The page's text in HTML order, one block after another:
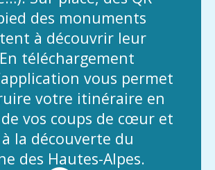
des monuments
à découvrir leur
téléchargement
vous permet
votre itinéraire en
vos coups de cœur et
la découverte du
des Hautes-Alpes.